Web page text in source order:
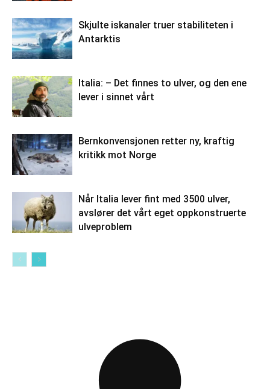
Skjulte iskanaler truer stabiliteten i
Antarktis
Italia: – Det finnes to ulver, og den ene
lever i sinnet vårt
Bernkonvensjonen retter ny, kraftig
kritikk mot Norge
Når Italia lever fint med 3500 ulver,
avslører det vårt eget oppkonstruerte
ulveproblem